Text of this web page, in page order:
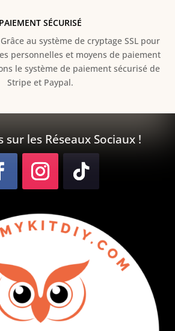
PAIEMENT SÉCURISÉ
au système de cryptage SSL pour
personnelles et moyens de paiement
le système de paiement sécurisé de
Stripe et Paypal.
sur les Réseaux Sociaux !